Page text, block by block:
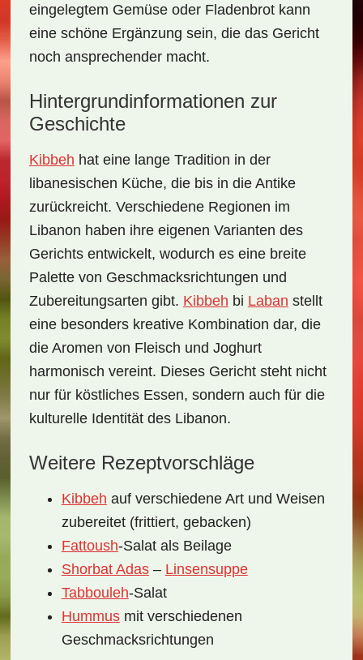
eingelegtem Gemüse oder Fladenbrot kann
eine schöne Ergänzung sein, die das Gericht
noch ansprechender macht.
Hintergrundinformationen zur
Geschichte
Kibbeh hat eine lange Tradition in der
libanesischen Küche, die bis in die Antike
zurückreicht. Verschiedene Regionen im
Libanon haben ihre eigenen Varianten des
Gerichts entwickelt, wodurch es eine breite
Palette von Geschmacksrichtungen und
Zubereitungsarten gibt. Kibbeh bi Laban stellt
eine besonders kreative Kombination dar, die
die Aromen von Fleisch und Joghurt
harmonisch vereint. Dieses Gericht steht nicht
nur für köstliches Essen, sondern auch für die
kulturelle Identitätdes Libanon.
Weitere Rezeptvorschläge
Kibbeh auf verschiedene Art und Weisen
zubereitet (frittiert, gebacken)
Fattoush-Salat als Beilage
Shorbat Adas– Linsensuppe
Tabbouleh-Salat
Hummusmit verschiedenen
Geschmacksrichtungen